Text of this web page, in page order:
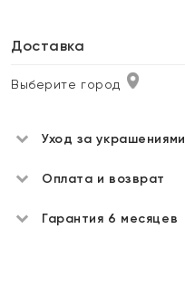
Доставка
Выберите город
Уход за украшениями
Оплата и возврат
Гарантия 6 месяцев